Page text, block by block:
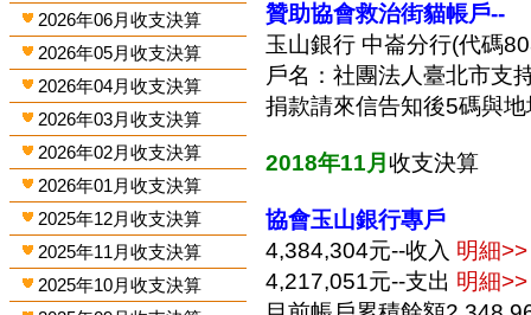
2026年06月收支決算
2026年05月收支決算
2026年04月收支決算
2026年03月收支決算
2026年02月收支決算
2026年01月收支決算
2025年12月收支決算
2025年11月收支決算
2025年10月收支決算
贊助協會救治街貓帳戶--
玉山銀行 中崙分行(代碼
戶名：社團法人臺北市支
捐款請來信告知後5碼與
2018年11月收支決算
協會玉山銀行專戶
4,384,304元--收入 明細>>
4,217,051元--支出 明細>>